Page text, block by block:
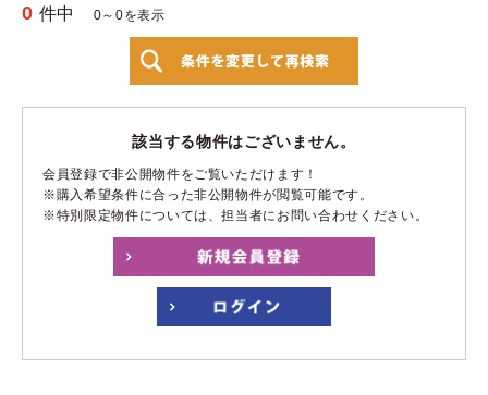
0 件中 0～0を表示
該当する物件はございません。
会員登録で非公開物件をご覧いただけます！
※購入希望条件に合った非公開物件が閲覧可能です。
※特別限定物件については、担当者にお問い合わせください。